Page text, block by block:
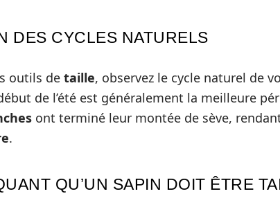
DES CYCLES NATURELS
outils de taille, observez le cycle naturel de
de l’été est généralement la meilleure
ont terminé leur montée de sève,
.
QU’UN SAPIN DOIT ÊTRE